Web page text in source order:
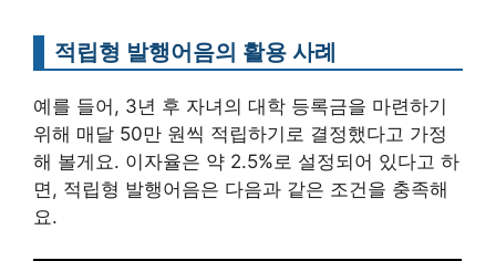
적립형 발행어음의 활용 사례
예를 들어, 3년 후 자녀의 대학 등록금을 마련하기
위해 매달 50만 원씩 적립하기로 결정했다고 가정
해 볼게요. 이자율은 약 2.5%로 설정되어 있다고 하
면, 적립형 발행어음은 다음과 같은 조건을 충족해
요.